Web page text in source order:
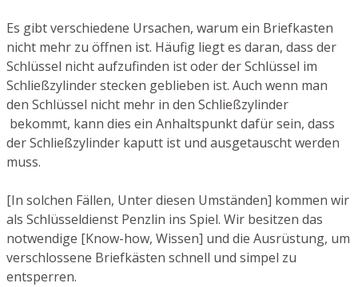
Es gibt verschiedene Ursachen, warum ein Briefkasten
nicht mehr zu öffnen ist. Häufig liegt es daran, dass der
Schlüssel nicht aufzufinden ist oder der Schlüssel im
Schließzylinder stecken geblieben ist. Auch wenn man
den Schlüssel nicht mehr in den Schließzylinder
bekommt, kann dies ein Anhaltspunkt dafür sein, dass
der Schließzylinder kaputt ist und ausgetauscht werden
muss.
[In solchen Fällen, Unter diesen Umständen] kommen wir
als Schlüsseldienst Penzlin ins Spiel. Wir besitzen das
notwendige [Know-how, Wissen] und die Ausrüstung, um
verschlossene Briefkästen schnell und simpel zu
entsperren.